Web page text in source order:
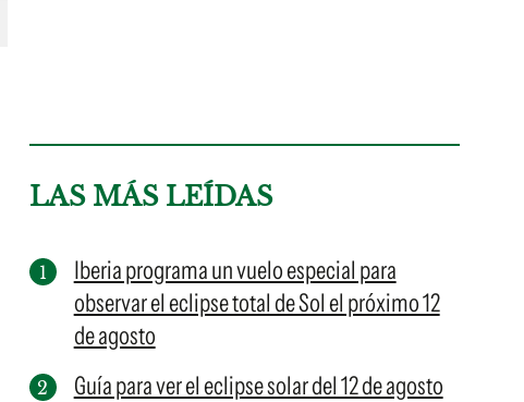
LAS MÁS LEÍDAS
Iberia programa un vuelo especial para
observar el eclipse total de Sol el próximo 12
de agosto
Guía para ver el eclipse solar del 12 de agosto